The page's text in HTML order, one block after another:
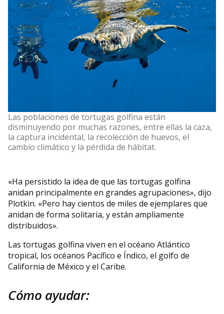
Las poblaciones de tortugas golfina están
disminuyendo por muchas razones, entre ellas la caza,
la captura incidental, la recolección de huevos, el
cambio climático y la pérdida de hábitat.
«Ha persistido la idea de que las tortugas golfina
anidan principalmente en grandes agrupaciones», dijo
Plotkin. «Pero hay cientos de miles de ejemplares que
anidan de forma solitaria, y están ampliamente
distribuidos».
Las tortugas golfina viven en el océano Atlántico
tropical, los océanos Pacífico e Índico, el golfo de
California de México y el Caribe.
Cómo ayudar: